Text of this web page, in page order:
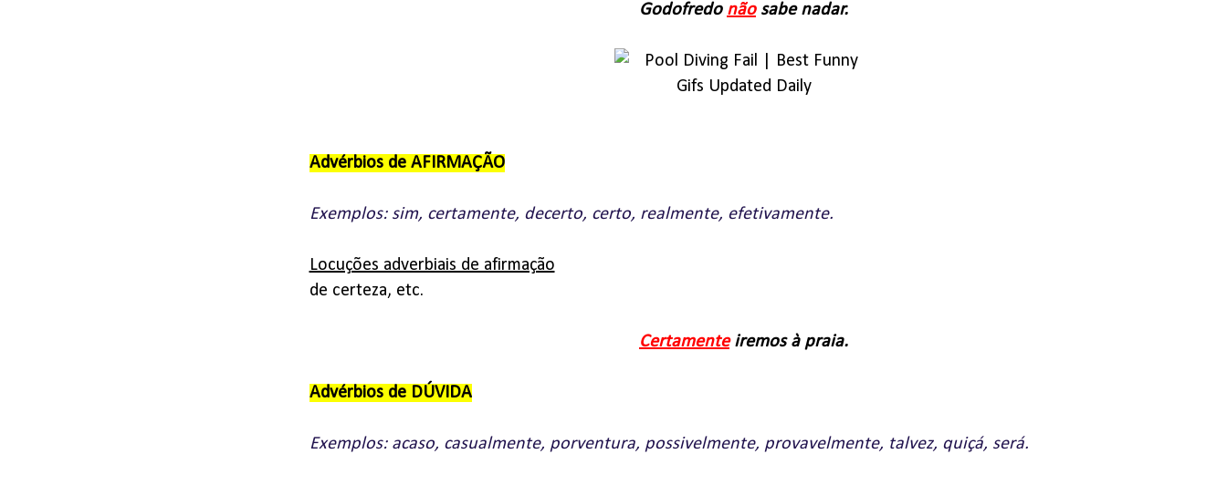
Godofredo nãosabe nadar.
Advérbios de AFIRMAÇÃO
Exemplos: sim, certamente, decerto, certo, realmente, efetivamente.
Locuções adverbiais de afirmação
de certeza, etc.
Certamenteiremos à praia.
Advérbios de DÚVIDA
Exemplos: acaso, casualmente, porventura, possivelmente, provavelmente, talvez, quiçá, será.